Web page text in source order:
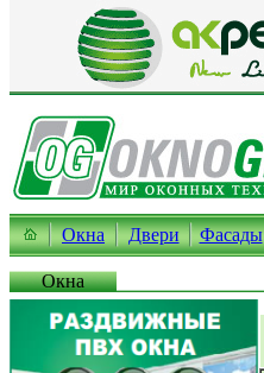
Окна Двери Фасады
Окна